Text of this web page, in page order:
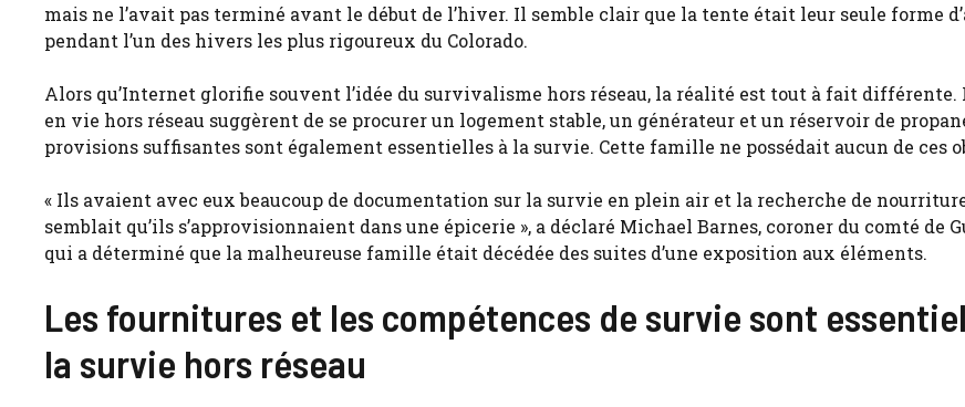
mais ne l’avait pas terminé avant le début de l’hiver. Il semble clair que la tente était leur seule forme
pendant l’un des hivers les plus rigoureux du Colorado.
Alors qu’Internet glorifie souvent l’idée du survivalisme hors réseau, la réalité est tout à fait différente.
en vie hors réseau suggèrent de se procurer un logement stable, un générateur et un réservoir de
provisions suffisantes sont également essentielles à la survie. Cette famille ne possédait aucun de ces
« Ils avaient avec eux beaucoup de documentation sur la survie en plein air et la recherche de
semblait qu’ils s’approvisionnaient dans une épicerie », a déclaré Michael Barnes, coroner du comté de
qui a déterminé que la malheureuse famille était décédée des suites d’une exposition aux éléments.
Les fournitures et les compétences de survie sont
la survie hors réseau